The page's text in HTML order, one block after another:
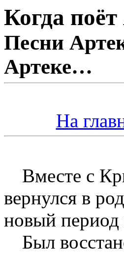
Когда
Песни
Артеке…
На
Вместе с
вернулся в
новый период
Был